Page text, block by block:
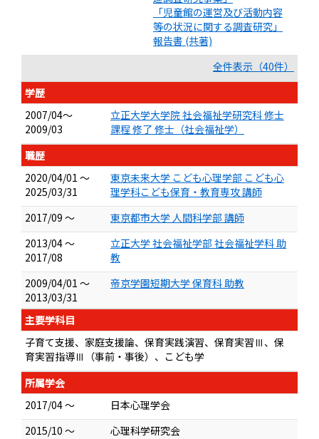
「児童館の運営及び活動内容
等の状況に関する調査研究」
報告書 (共著)
全件表示（40件）
学歴
2007/04～
2009/03
立正大学大学院 社会福祉学研究科 修士
課程 修了 修士（社会福祉学）
職歴
2020/04/01 ～
2025/03/31
東京未来大学 こども心理学部 こども心
理学科こども保育・教育専攻 講師
2017/09 ～
東京都市大学 人間科学部 講師
2013/04 ～
2017/08
立正大学 社会福祉学部 社会福祉学科 助
教
2009/04/01 ～
2013/03/31
帝京学園短期大学 保育科 助教
主要学科目
子育て支援、家庭支援論、保育実践演習、保育実習Ⅲ、保
育実習指導Ⅲ（事前・事後）、こども学
所属学会
2017/04 ～
日本心理学会
2015/10 ～
心理科学研究会